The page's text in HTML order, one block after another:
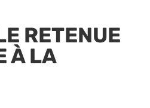
RETENUE
À LA